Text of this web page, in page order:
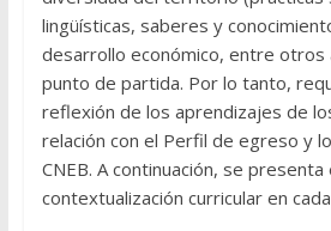
lingüísticas, saberes y
desarrollo económico, entre otros
punto de partida. Por lo tanto,
reflexión de los aprendizajes de
relación con el Perfil de egreso y
CNEB. A continuación, se
contextualización curricular en